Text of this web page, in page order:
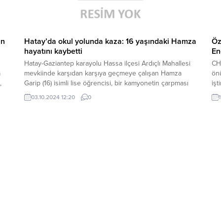
Hatay’da okul yolunda kaza: 16 yaşındaki Hamza
hayatını kaybetti
Hatay-Gaziantep karayolu Hassa ilçesi Ardıçlı Mahallesi
mevkiinde karşıdan karşıya geçmeye çalışan Hamza
Garip (16) isimli lise öğrencisi, bir kamyonetin çarpması
sonucu hayatını kaybetti. Okul yolunda servise binmek
için karşıya geçeceği esnada araç çarpan gencin
03.10.2024 12:20 0